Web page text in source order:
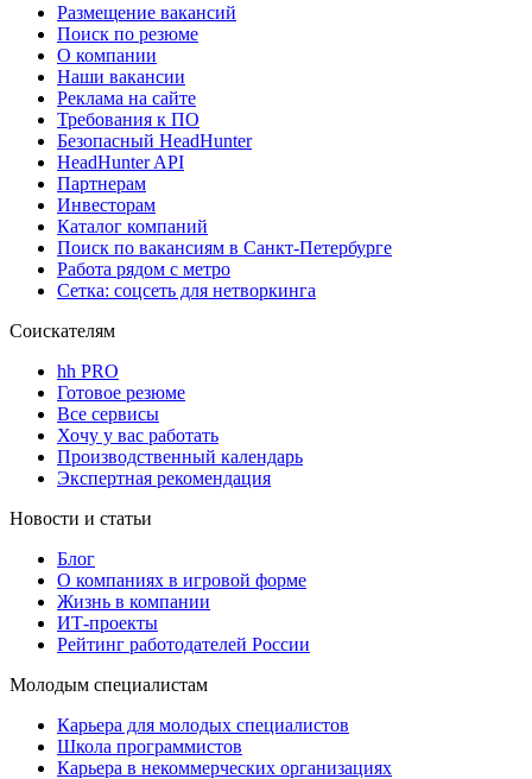
Размещение вакансий
Поиск по резюме
О компании
Наши вакансии
Реклама на сайте
Требования к ПО
Безопасный HeadHunter
HeadHunter API
Партнерам
Инвесторам
Каталог компаний
Поиск по вакансиям в Санкт-Петербурге
Работа рядом с метро
Сетка: соцсеть для нетворкинга
Соискателям
hh PRO
Готовое резюме
Все сервисы
Хочу у вас работать
Производственный календарь
Экспертная рекомендация
Новости и статьи
Блог
О компаниях в игровой форме
Жизнь в компании
ИТ-проекты
Рейтинг работодателей России
Молодым специалистам
Карьера для молодых специалистов
Школа программистов
Карьера в некоммерческих организациях